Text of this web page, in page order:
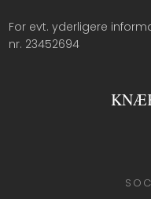
For evt. yderligere
nr. 23452694